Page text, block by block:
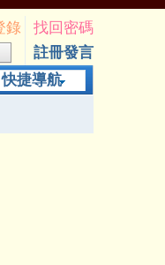
錄
找回密碼
註冊發言
快捷導航